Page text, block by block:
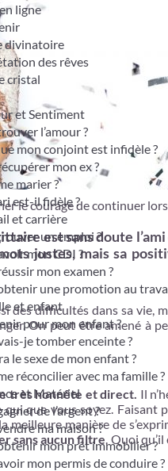
ligne
divinatoire
des rêves
cristal
et Sentiment
l’amour ?
mon conjoint est infidèle ?
mon ex ?
marier ?
est-il fidèle ?
et carrière
un emploi ?
mon CDI ?
mon examen ?
une promotion au
et enfant
pour mon enfant ?
je tomber enceinte ?
le sexe de mon enfant ?
réconcilier avec ma famille ?
et Matériel
de l’argent ?
ma maison ?
mon prêt immobilier ?
mon permis de conduire ?
le courage de continuer
est sans doute
justes, mais sa
difficultés dans sa vie,
On peut être amené à
très honnête et direct. Il
que vous soyez. Faisant
manière de
sans aucun filtre. Quoi